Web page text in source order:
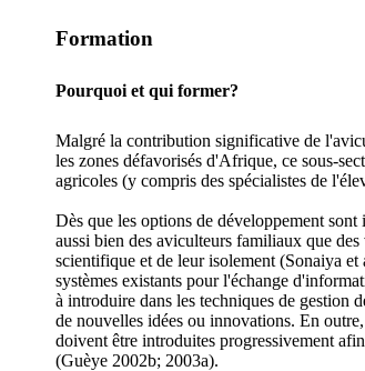
Formation
Pourquoi et qui former?
Malgré la contribution significative de
les zones défavorisés d'Afrique, ce sous-
agricoles (y compris des spécialistes de
Dès que les options de développement
aussi bien des aviculteurs familiaux que
scientifique et de leur isolement (Sonaiya
systèmes existants pour l'échange
à introduire dans les techniques de gestion
de nouvelles idées ou innovations. En
doivent être introduites progressivement
(Guèye 2002b; 2003a).